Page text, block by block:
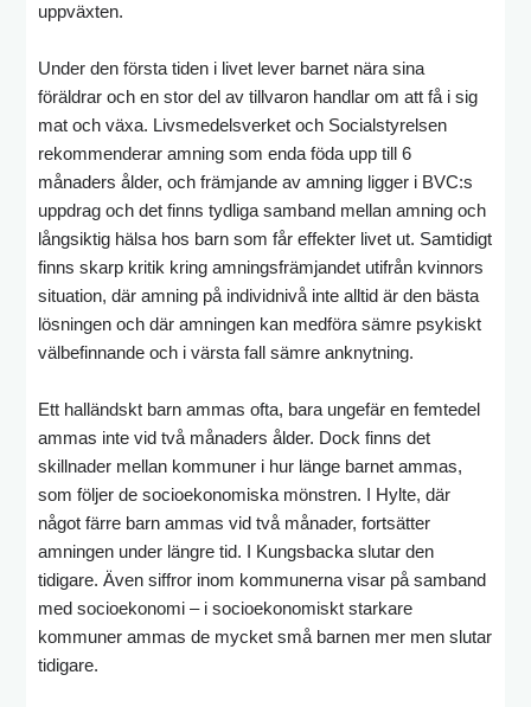
uppväxten.
Under den första tiden i livet lever barnet nära sina
föräldrar och en stor del av tillvaron handlar om att få i sig
mat och växa. Livsmedelsverket och Socialstyrelsen
rekommenderar amning som enda föda upp till 6
månaders ålder, och främjande av amning ligger i BVC:s
uppdrag och det finns tydliga samband mellan amning och
långsiktig hälsa hos barn som får effekter livet ut. Samtidigt
finns skarp kritik kring amningsfrämjandet utifrån kvinnors
situation, där amning på individnivå inte alltid är den bästa
lösningen och där amningen kan medföra sämre psykiskt
välbefinnande och i värsta fall sämre anknytning.
Ett halländskt barn ammas ofta, bara ungefär en femtedel
ammas inte vid två månaders ålder. Dock finns det
skillnader mellan kommuner i hur länge barnet ammas,
som följer de socioekonomiska mönstren. I Hylte, där
något färre barn ammas vid två månader, fortsätter
amningen under längre tid. I Kungsbacka slutar den
tidigare. Även siffror inom kommunerna visar på samband
med socioekonomi – i socioekonomiskt starkare
kommuner ammas de mycket små barnen mer men slutar
tidigare.